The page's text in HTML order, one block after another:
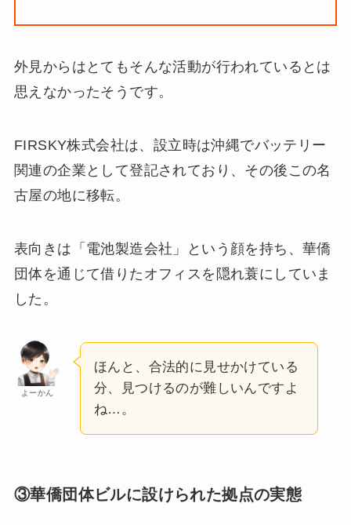
外見からはとてもそんな活動が行われているとは
思えなかったそうです。
FIRSKY株式会社は、設立時は沖縄でバッテリー
関連の企業として登記されており、その後この名
古屋の地に移転。
表向きは「電池製造会社」という顔を持ち、華僑
団体を通じて借りたオフィスを隠れ蓑にしていま
した。
よーかん
ほんと、合法的に見せかけている
分、見つけるのが難しいんですよ
ね…。
③華僑団体ビルに設けられた拠点の実態